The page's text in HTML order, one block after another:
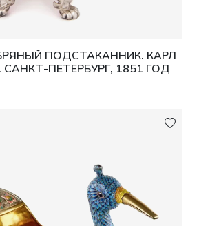
ПОДСТАКАННИК. КАРЛ
ПЕТЕРБУРГ, 1851 ГОД